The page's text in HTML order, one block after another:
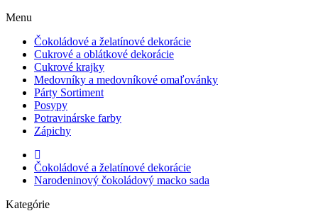
Menu
Čokoládové a želatínové dekorácie
Cukrové a oblátkové dekorácie
Cukrové krajky
Medovníky a medovníkové omaľovánky
Párty Sortiment
Posypy
Potravinárske farby
Zápichy
Čokoládové a želatínové dekorácie
Narodeninový čokoládový macko sada
Kategórie